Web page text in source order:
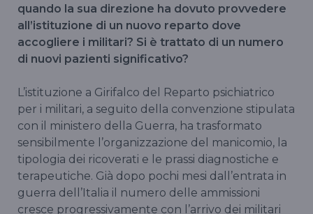
quando la sua direzione ha dovuto provvedere
all’istituzione di un nuovo reparto dove
accogliere i militari? Si è trattato di un numero
di nuovi pazienti significativo?
L’istituzione a Girifalco del Reparto psichiatrico
per i militari, a seguito della convenzione stipulata
con il ministero della Guerra, ha trasformato
sensibilmente l’organizzazione del manicomio, la
tipologia dei ricoverati e le prassi diagnostiche e
terapeutiche. Già dopo pochi mesi dall’entrata in
guerra dell’Italia il numero delle ammissioni
cresce progressivamente con l’arrivo dei militari